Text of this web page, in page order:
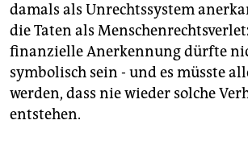
damals als Unrechtssystem
die Taten als
finanzielle Anerkennung dürfte
symbolisch sein - und es müsste
werden, dass nie wieder solche
entstehen.